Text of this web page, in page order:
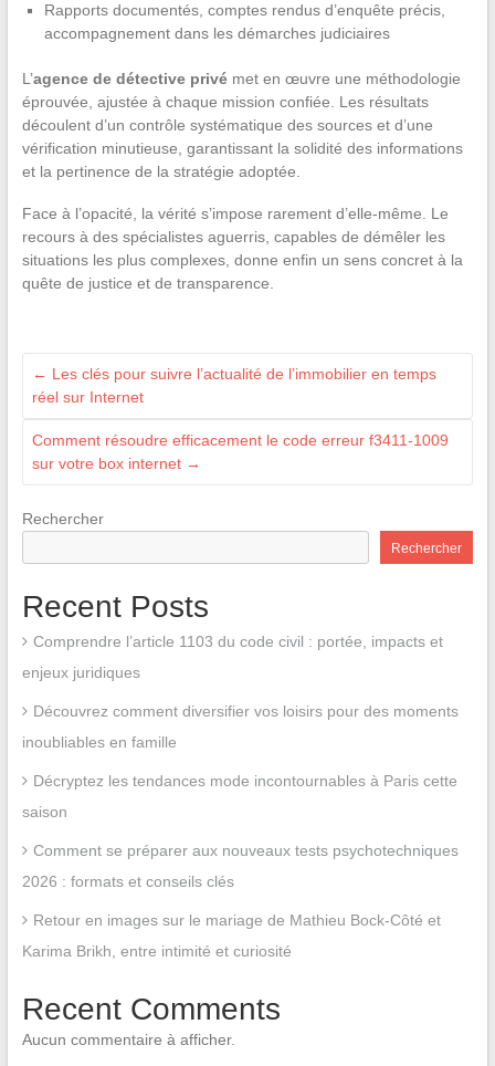
Rapports documentés, comptes rendus d’enquête précis,
accompagnement dans les démarches judiciaires
L’agence de détective privémet en œuvre une méthodologie
éprouvée, ajustée à chaque mission confiée. Les résultats
découlent d’un contrôle systématique des sources et d’une
vérification minutieuse, garantissant la solidité des informations
et la pertinence de la stratégie adoptée.
Face à l’opacité, la vérité s’impose rarement d’elle-même. Le
recours à des spécialistes aguerris, capables de démêler les
situations les plus complexes, donne enfin un sens concret à la
quête de justice et de transparence.
← Les clés pour suivre l’actualité de l’immobilier en temps
réel sur Internet
Comment résoudre efficacement le code erreur f3411-1009
sur votre box internet →
Rechercher
Rechercher
Recent Posts
Comprendre l’article 1103 du code civil : portée, impacts et
enjeux juridiques
Découvrez comment diversifier vos loisirs pour des moments
inoubliables en famille
Décryptez les tendances mode incontournables à Paris cette
saison
Comment se préparer aux nouveaux tests psychotechniques
2026 : formats et conseils clés
Retour en images sur le mariage de Mathieu Bock-Côté et
Karima Brikh, entre intimité et curiosité
Recent Comments
Aucun commentaire à afficher.